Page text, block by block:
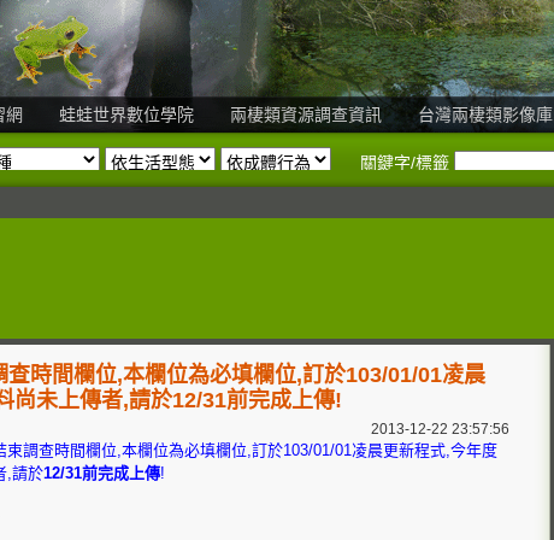
網 蛙蛙世界數位學院 兩棲類資源調查資訊 台灣兩棲類影像庫
關鍵字/標籤
時間欄位,本欄位為必填欄位,訂於103/01/01凌晨
尚未上傳者,請於12/31前完成上傳!
2013-12-22 23:57:56
束調查時間欄位,本欄位為必填欄位,訂於103/01/01凌晨更新程式,今年度
,請於12/31前完成上傳!